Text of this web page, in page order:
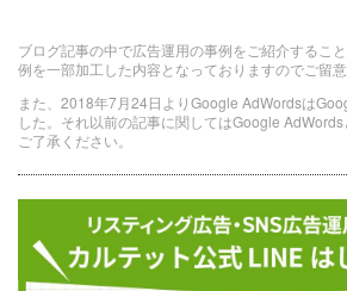
ブログ記事の中で広告運用の事例をご紹介するこ
例を一部加工した内容となっておりますのでご留意
また、2018年7月24日よりGoogle AdWordsは
した。それ以前の記事に関してはGoogle
ご了承ください。